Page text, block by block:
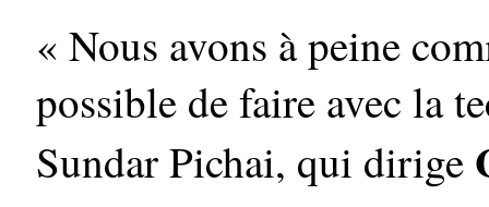
« Nous avons à peine
possible de faire avec la
Sundar Pichai, qui dirige